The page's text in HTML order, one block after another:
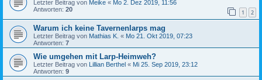
Letzter Beitrag von Meike « Mo 2. Dez 2019, 11:56
Antworten: 20 1 2
Warum ich keine Tavernenlarps mag
Letzter Beitrag von Mathias K. « Mo 21. Okt 2019, 07:23
Antworten: 7
Wie umgehen mit Larp-Heimweh?
Letzter Beitrag von Lillian Berthel « Mi 25. Sep 2019, 23:12
Antworten: 9